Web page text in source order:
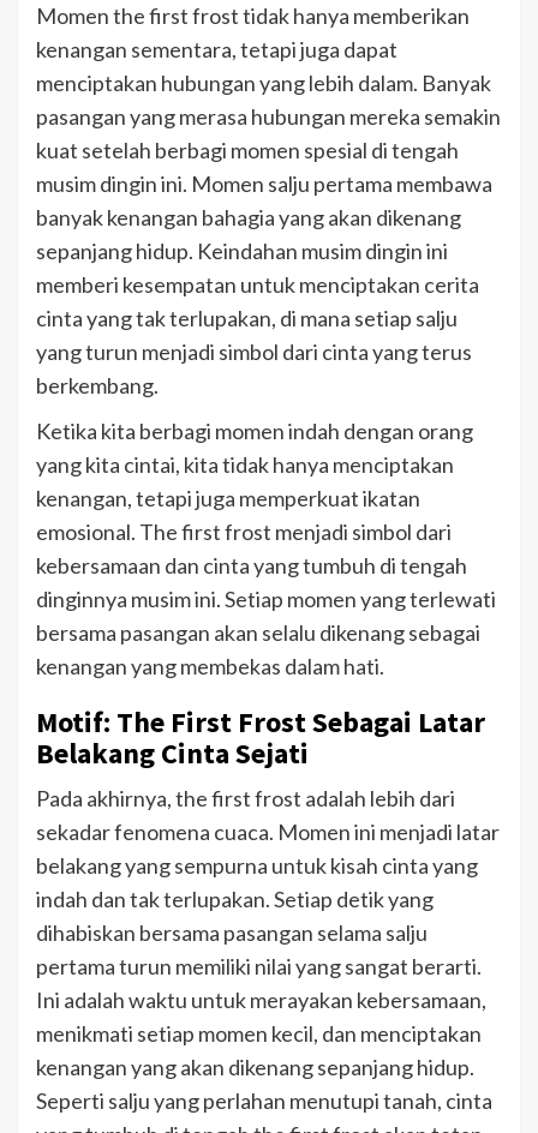
Momen the first frost tidak hanya memberikan
kenangan sementara, tetapi juga dapat
menciptakan hubungan yang lebih dalam. Banyak
pasangan yang merasa hubungan mereka semakin
kuat setelah berbagi momen spesial di tengah
musim dingin ini. Momen salju pertama membawa
banyak kenangan bahagia yang akan dikenang
sepanjang hidup. Keindahan musim dingin ini
memberi kesempatan untuk menciptakan cerita
cinta yang tak terlupakan, di mana setiap salju
yang turun menjadi simbol dari cinta yang terus
berkembang.
Ketika kita berbagi momen indah dengan orang
yang kita cintai, kita tidak hanya menciptakan
kenangan, tetapi juga memperkuat ikatan
emosional. The first frost menjadi simbol dari
kebersamaan dan cinta yang tumbuh di tengah
dinginnya musim ini. Setiap momen yang terlewati
bersama pasangan akan selalu dikenang sebagai
kenangan yang membekas dalam hati.
Motif: The First Frost Sebagai Latar
Belakang Cinta Sejati
Pada akhirnya, the first frost adalah lebih dari
sekadar fenomena cuaca. Momen ini menjadi latar
belakang yang sempurna untuk kisah cinta yang
indah dan tak terlupakan. Setiap detik yang
dihabiskan bersama pasangan selama salju
pertama turun memiliki nilai yang sangat berarti.
Ini adalah waktu untuk merayakan kebersamaan,
menikmati setiap momen kecil, dan menciptakan
kenangan yang akan dikenang sepanjang hidup.
Seperti salju yang perlahan menutupi tanah, cinta